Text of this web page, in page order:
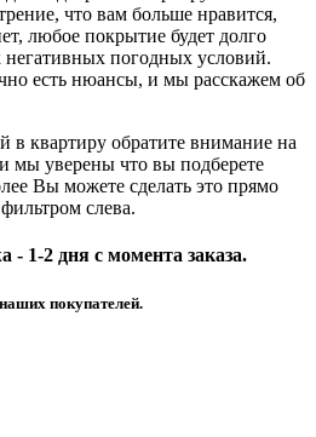
что вам больше нравится,
любое покрытие будет долго
погодных условий.
есть нюансы, и мы расскажем об
в квартиру обратите внимание на
уверены что вы подберете
Вы можете сделать это прямо
слева.
- 1-2 дня с момента заказа.
покупателей.